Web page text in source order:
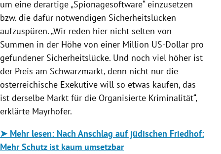
um eine derartige „Spionagesoftware“ einzusetzen
bzw. die dafür notwendigen Sicherheitslücken
aufzuspüren. „Wir reden hier nicht selten von
Summen in der Höhe von einer Million US-Dollar pro
gefundener Sicherheitslücke. Und noch viel höher ist
der Preis am Schwarzmarkt, denn nicht nur die
österreichische Exekutive will so etwas kaufen, das
ist derselbe Markt für die Organisierte Kriminalität“,
erklärte Mayrhofer.
➤ Mehr lesen: Nach Anschlag auf jüdischen Friedhof:
Mehr Schutz ist kaum umsetzbar